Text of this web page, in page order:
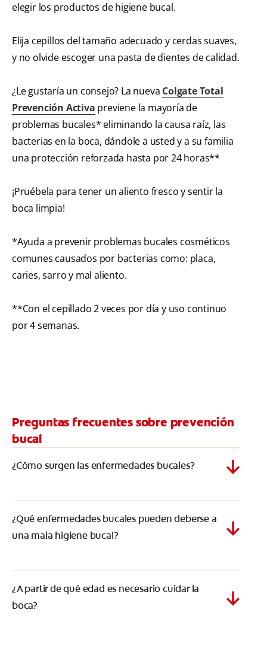
elegir los productos de higiene bucal.
Elija cepillos del tamaño adecuado y cerdas suaves,
y no olvide escoger una pasta de dientes de calidad.
¿Le gustaría un consejo? La nueva Colgate Total
Prevención Activa previene la mayoría de
problemas bucales* eliminando la causa raíz, las
bacterias en la boca, dándole a usted y a su familia
una protección reforzada hasta por 24 horas**
¡Pruébela para tener un aliento fresco y sentir la
boca limpia!
*Ayuda a prevenir problemas bucales cosméticos
comunes causados por bacterias como: placa,
caries, sarro y mal aliento.
**Con el cepillado 2 veces por día y uso continuo
por 4 semanas.
Preguntas frecuentes sobre prevención
bucal
¿Cómo surgen las enfermedades bucales?
¿Qué enfermedades bucales pueden deberse a
una mala higiene bucal?
¿A partir de qué edad es necesario cuidar la
boca?